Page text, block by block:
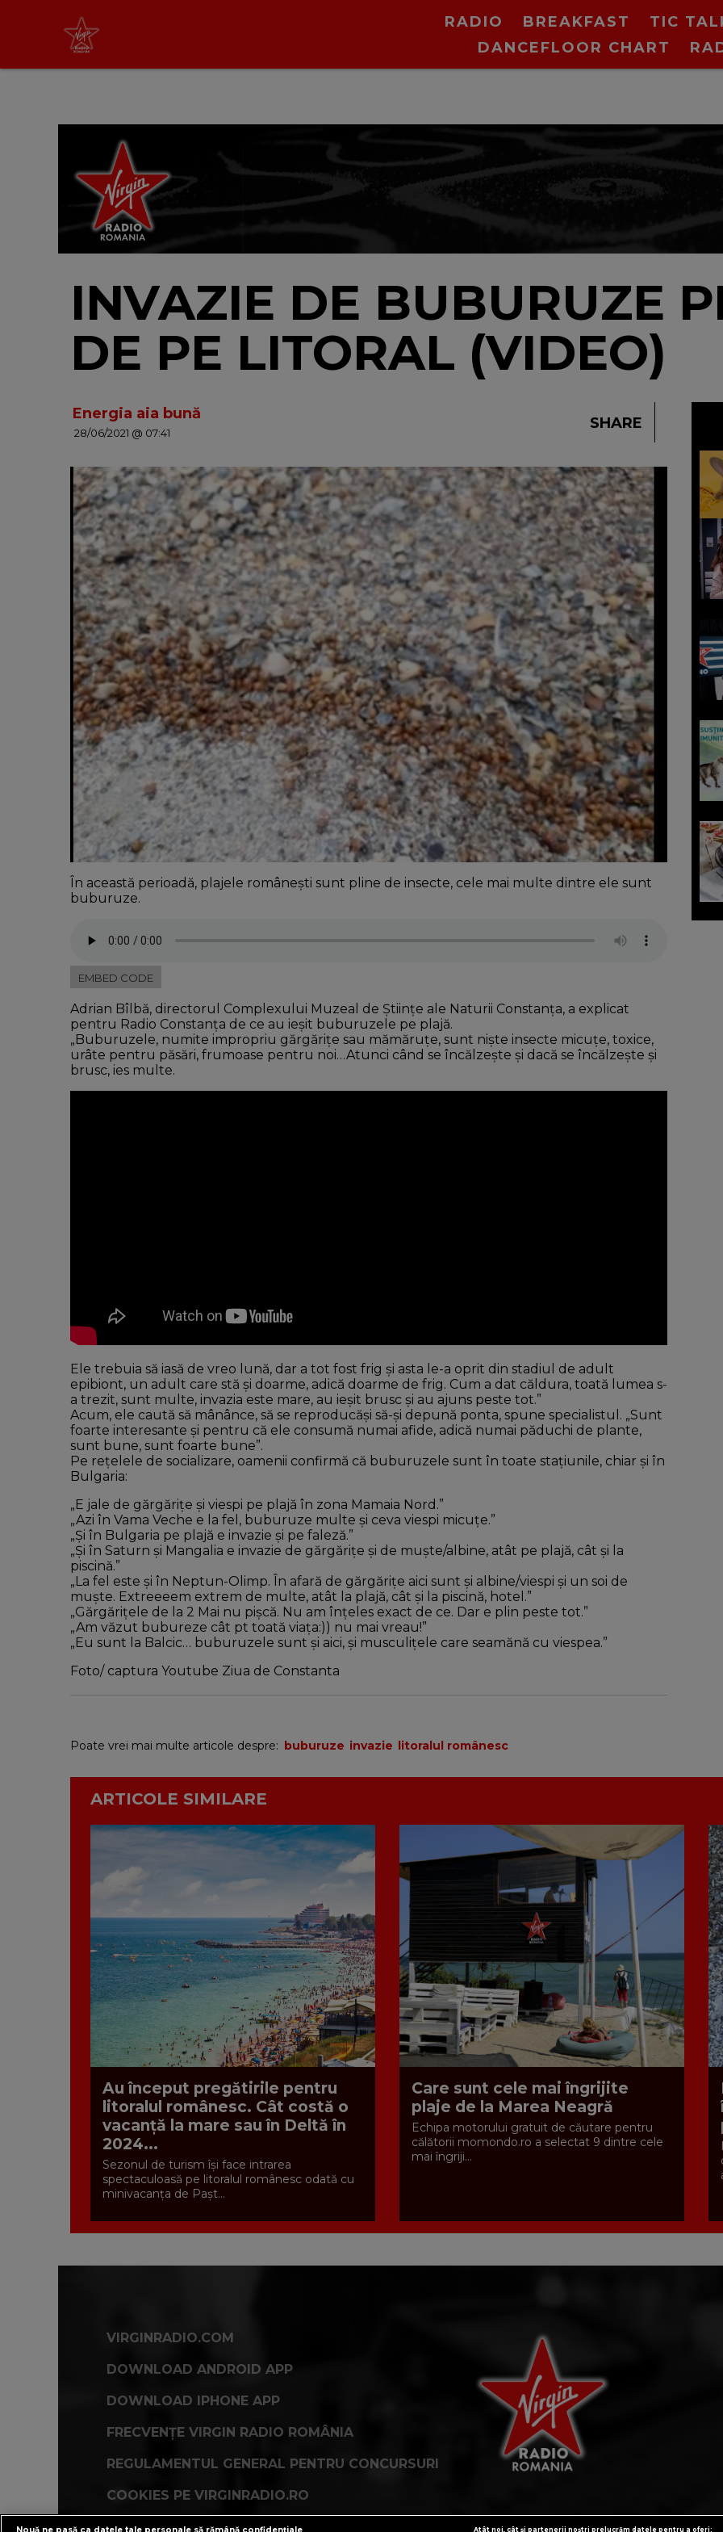
RADIO BREAKFAST TIC
DANCEFLOOR CHART
INVAZIE DE BUBURUZE
DE PE LITORAL (VIDEO)
Energia aia bună
28/06/2021 @ 07:41
SHARE
În această perioadă, plajele românești sunt pline de insecte, cele mai multe dintre ele sunt
buburuze.
EMBED CODE
Adrian Bîlbă, directorul Complexului Muzeal de Ştiinţe ale Naturii Constanţa, a explicat
pentru Radio Constanţa de ce au ieşit buburuzele pe plajă.
„Buburuzele, numite impropriu gărgăriţe sau mămăruţe, sunt nişte insecte micuţe, toxice,
urâte pentru păsări, frumoase pentru noi…Atunci când se încălzeşte şi dacă se încălzeşte şi
brusc, ies multe.
Ele trebuia să iasă de vreo lună, dar a tot fost frig şi asta le-a oprit din stadiul de adult
epibiont, un adult care stă şi doarme, adică doarme de frig. Cum a dat căldura, toată lumea s-
a trezit, sunt multe, invazia este mare, au ieşit brusc şi au ajuns peste tot.”
Acum, ele caută să mânânce, să se reproducăşi să-şi depună ponta, spune specialistul. „Sunt
foarte interesante şi pentru că ele consumă numai afide, adică numai păduchi de plante,
sunt bune, sunt foarte bune”.
Pe rețelele de socializare, oamenii confirmă că buburuzele sunt în toate stațiunile, chiar și în
Bulgaria:
„E jale de gărgărițe și viespi pe plajă în zona Mamaia Nord.”
„Azi în Vama Veche e la fel, buburuze multe și ceva viespi micuțe.”
„Și în Bulgaria pe plajă e invazie și pe faleză.”
„Și în Saturn și Mangalia e invazie de gărgărițe și de muște/albine, atât pe plajă, cât și la
piscină.”
„La fel este și în Neptun-Olimp. În afară de gărgărițe aici sunt și albine/viespi și un soi de
muște. Extreeeem extrem de multe, atât la plajă, cât și la piscină, hotel.”
„Gărgărițele de la 2 Mai nu pișcă. Nu am înțeles exact de ce. Dar e plin peste tot.”
„Am văzut bubureze cât pt toată viața:)) nu mai vreau!”
„Eu sunt la Balcic… buburuzele sunt și aici, și musculițele care seamănă cu viespea.”
Foto/ captura Youtube Ziua de Constanta
Poate vrei mai multe articole despre: buburuze invazie litoralul românesc
ARTICOLE SIMILARE
Au început pregătirile pentru
litoralul românesc. Cât costă o
vacanță la mare sau în Deltă în
2024...
Sezonul de turism își face intrarea
spectaculoasă pe litoralul românesc odată cu
minivacanța de Pașt...
Care sunt cele mai îngrijite
plaje de la Marea Neagră
Echipa motorului gratuit de căutare pentru
călătorii momondo.ro a selectat 9 dintre cele
mai îngriji...
VIRGINRADIO.COM
DOWNLOAD ANDROID APP
DOWNLOAD IPHONE APP
FRECVENȚE VIRGIN RADIO ROMÂNIA
REGULAMENTUL GENERAL PENTRU CONCURSURI
COOKIES PE VIRGINRADIO.RO
Nouă ne pasă ca datele tale personale să rămână confidențiale Atât noi, cât și partenerii noștri prelucrăm datele pentru a oferi: